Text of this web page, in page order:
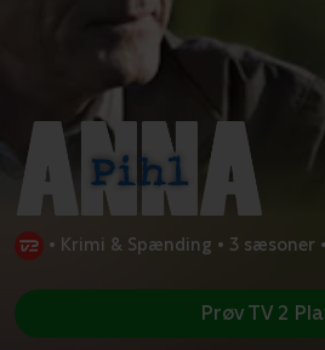
• Krimi & Spænding • 3 sæsoner •
Prøv TV 2